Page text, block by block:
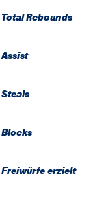
Total Rebounds
Assist
Steals
Blocks
Freiwürfe erzielt